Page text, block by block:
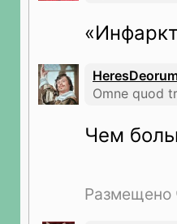
Оmne quod
Чем
Размещено